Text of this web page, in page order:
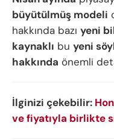
büyütülmüş modeli
hakkında bazı yeni
kaynaklı bu yeni
hakkında önemli
İlginizi çekebilir:
ve fiyatıyla birlikte